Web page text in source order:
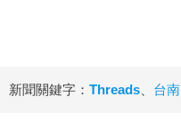
新聞關鍵字： Threads 台南